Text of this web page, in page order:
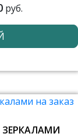
руб.